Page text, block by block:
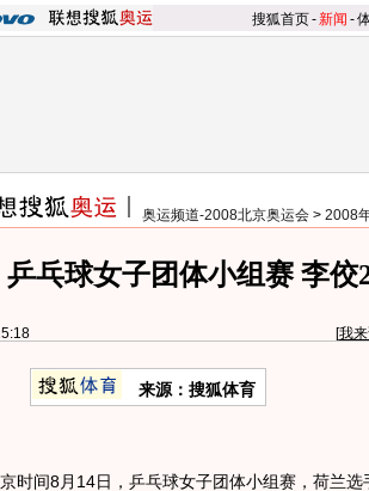
搜狐首页-新闻 -
奥运频道-2008北京奥运会 > 2008
乓球女子团体小组赛 李佼
[我
来源：搜狐体育
时间8月14日，乒乓球女子团体小组赛，荷兰选